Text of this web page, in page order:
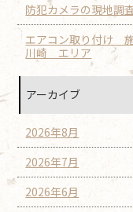
防犯カメラの現地
エアコン取り付
川崎 エリア
アーカイブ
2026年8月
2026年7月
2026年6月